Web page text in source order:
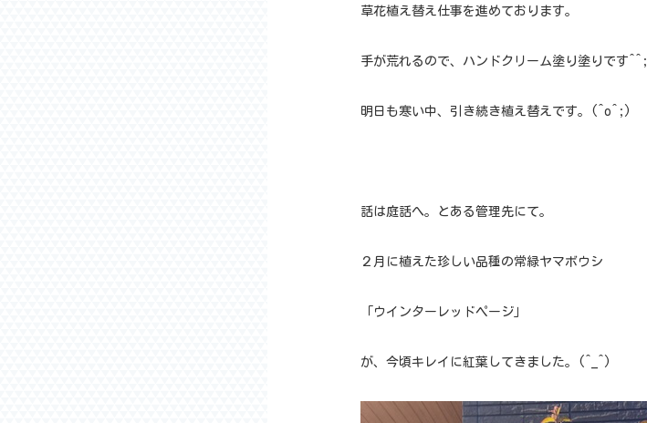
草花植え替え仕事を進めております。
手が荒れるので、ハンドクリーム塗り塗りです^^;
明日も寒い中、引き続き植え替えです。(^o^;)
話は庭話へ。とある管理先にて。
２月に植えた珍しい品種の常緑ヤマボウシ
「ウインターレッドページ」
が、今頃キレイに紅葉してきました。(^_^)